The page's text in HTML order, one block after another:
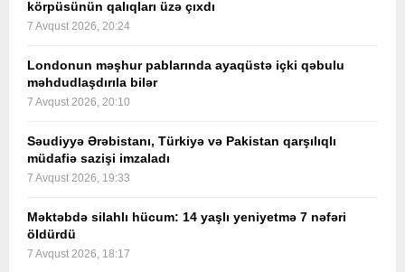
körpüsünün qalıqları üzə çıxdı
7 Avqust 2026, 20:24
Londonun məşhur pablarında ayaqüstə içki qəbulu
məhdudlaşdırıla bilər
7 Avqust 2026, 20:10
Səudiyyə Ərəbistanı, Türkiyə və Pakistan qarşılıqlı
müdafiə sazişi imzaladı
7 Avqust 2026, 19:33
Məktəbdə silahlı hücum: 14 yaşlı yeniyetmə 7 nəfəri
öldürdü
7 Avqust 2026, 18:17